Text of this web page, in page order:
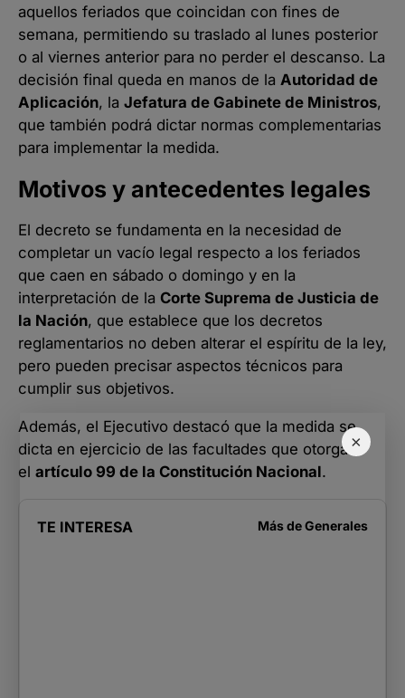
×
aquellos feriados que coincidan con fines de
semana, permitiendo su traslado al lunes posterior
o al viernes anterior para no perder el descanso. La
decisión final queda en manos de la Autoridad de
Aplicación, la Jefatura de Gabinete de Ministros,
que también podrá dictar normas complementarias
para implementar la medida.
Motivos y antecedentes legales
El decreto se fundamenta en la necesidad de
completar un vacío legal respecto a los feriados
que caen en sábado o domingo y en la
interpretación de la Corte Suprema de Justicia de
la Nación, que establece que los decretos
reglamentarios no deben alterar el espíritu de la ley,
pero pueden precisar aspectos técnicos para
cumplir sus objetivos.
Además, el Ejecutivo destacó que la medida se
dicta en ejercicio de las facultades que otorga
el artículo 99 de la Constitución Nacional.
TE INTERESA Más deGenerales